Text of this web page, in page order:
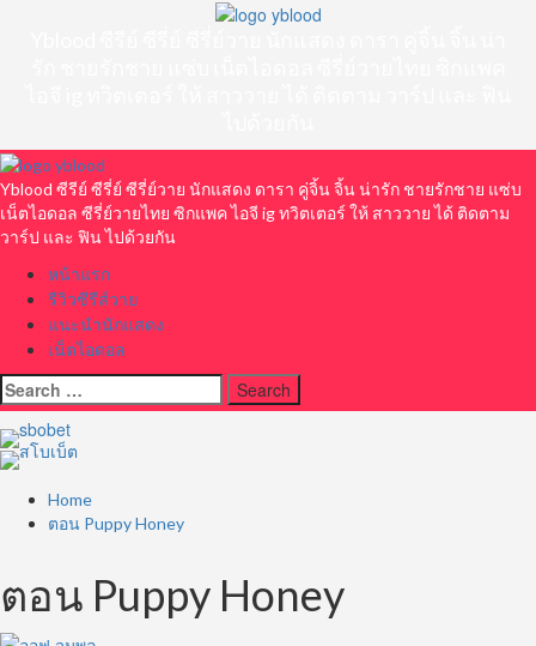
Primary
Menu
Yblood ซีรีย์ ซีรี่ย์ ซีรี่ย์วาย นักแสดง ดารา คู่จิ้น จิ้น น่ารัก ชายรักชาย แซ่บ
เน็ตไอดอล ซีรี่ย์วายไทย ซิกแพค ไอจี ig ทวิตเตอร์ ให้ สาววาย ได้ ติดตาม
วาร์ป และ ฟิน ไปด้วยกัน
หน้าแรก
รีวิวซีรีส์วาย
แนะนำนักแสดง
เน็ตไอดอล
Search
for:
Home
ตอน Puppy Honey
ตอน Puppy Honey